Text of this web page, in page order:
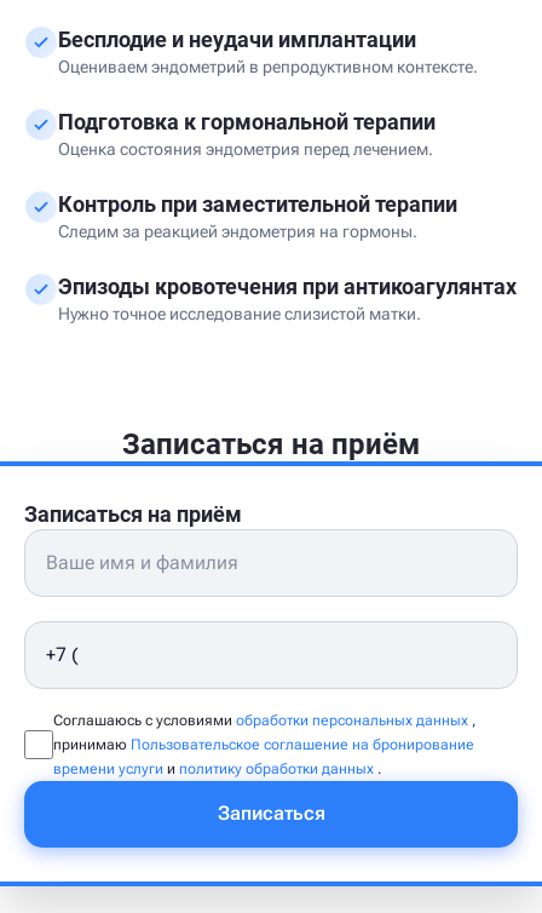
Бесплодие и неудачи имплантации
Оцениваем эндометрий в репродуктивном контексте.
Подготовка к гормональной терапии
Оценка состояния эндометрия перед лечением.
Контроль при заместительной терапии
Следим за реакцией эндометрия на гормоны.
Эпизоды кровотечения при антикоагулянтах
Нужно точное исследование слизистой матки.
Записаться на приём
Записаться на приём
Соглашаюсь с условиями обработки персональных данных ,
принимаю Пользовательское соглашение на бронирование
времени услуги и политику обработки данных .
Записаться